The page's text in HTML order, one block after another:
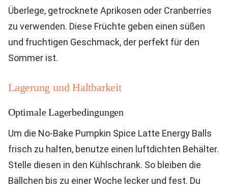
Überlege, getrocknete Aprikosen oder Cranberries
zu verwenden. Diese Früchte geben einen süßen
und fruchtigen Geschmack, der perfekt für den
Sommer ist.
Lagerung und Haltbarkeit
Optimale Lagerbedingungen
Um die No-Bake Pumpkin Spice Latte Energy Balls
frisch zu halten, benutze einen luftdichten Behälter.
Stelle diesen in den Kühlschrank. So bleiben die
Bällchen bis zu einer Woche lecker und fest. Du